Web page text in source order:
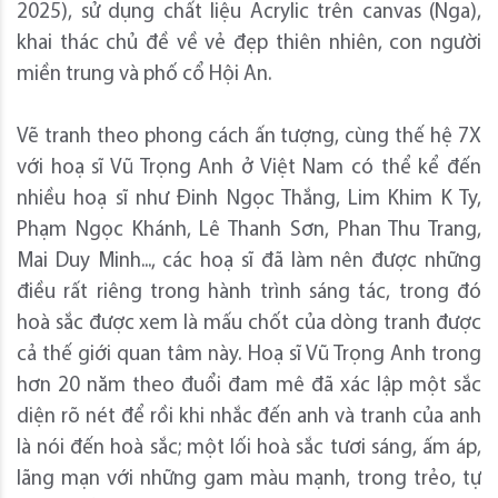
2025), sử dụng chất liệu Acrylic trên canvas (Nga),
khai thác chủ đề về vẻ đẹp thiên nhiên, con người
miền trung và phố cổ Hội An.
Vẽ tranh theo phong cách ấn tượng, cùng thế hệ 7X
với hoạ sĩ Vũ Trọng Anh ở Việt Nam có thể kể đến
nhiều hoạ sĩ như Đinh Ngọc Thắng, Lim Khim K Ty,
Phạm Ngọc Khánh, Lê Thanh Sơn, Phan Thu Trang,
Mai Duy Minh..., các hoạ sĩ đã làm nên được những
điều rất riêng trong hành trình sáng tác, trong đó
hoà sắc được xem là mấu chốt của dòng tranh được
cả thế giới quan tâm này. Hoạ sĩ Vũ Trọng Anh trong
hơn 20 năm theo đuổi đam mê đã xác lập một sắc
diện rõ nét để rồi khi nhắc đến anh và tranh của anh
là nói đến hoà sắc; một lối hoà sắc tươi sáng, ấm áp,
lãng mạn với những gam màu mạnh, trong trẻo, tự